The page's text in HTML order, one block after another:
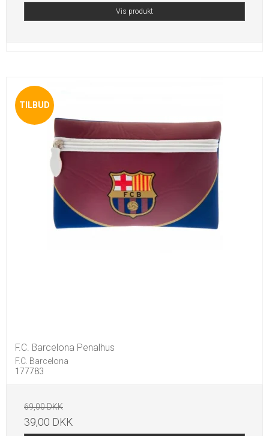
Vis produkt
TILBUD
F.C. Barcelona Penalhus
F.C. Barcelona
177783
69,00 DKK
39,00 DKK